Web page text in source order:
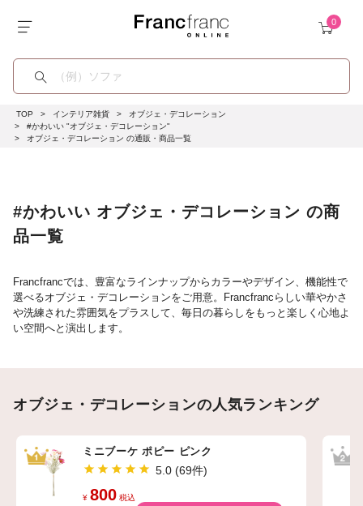
TOP インテリア雑貨
オブジェ・デコレーション
#かわいい "オブジェ・デコレーション"
オブジェ・デコレーション の通販・商品一覧
#かわいい オブジェ・デコレーション の商
品一覧
Francfrancでは、豊富なラインナップからカラーやデザイン、機能性で
選べるオブジェ・デコレーションをご用意。Francfrancらしい華やかさ
や洗練された雰囲気をプラスして、毎日の暮らしをもっと楽しく心地よ
い空間へと演出します。
オブジェ・デコレーションの人気ランキング
ミニブーケ ポピー ピンク
5.0 (69件)
¥ 800 税込